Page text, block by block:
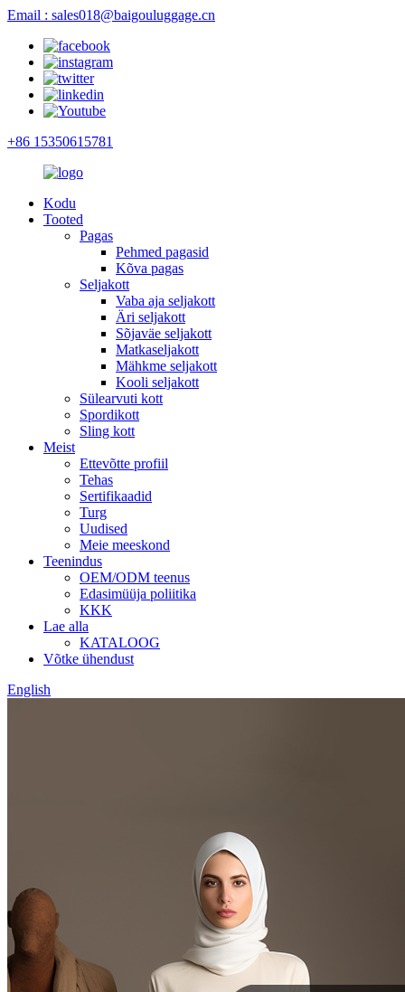
Email : sales018@baigouluggage.cn
+86 15350615781
Kodu
Tooted
Pagas
Pehmed pagasid
Kõva pagas
Seljakott
Vaba aja seljakott
Äri seljakott
Sõjaväe seljakott
Matkaseljakott
Mähkme seljakott
Kooli seljakott
Sülearvuti kott
Spordikott
Sling kott
Meist
Ettevõtte profiil
Tehas
Sertifikaadid
Turg
Uudised
Meie meeskond
Teenindus
OEM/ODM teenus
Edasimüüja poliitika
KKK
Lae alla
KATALOOG
Võtke ühendust
English